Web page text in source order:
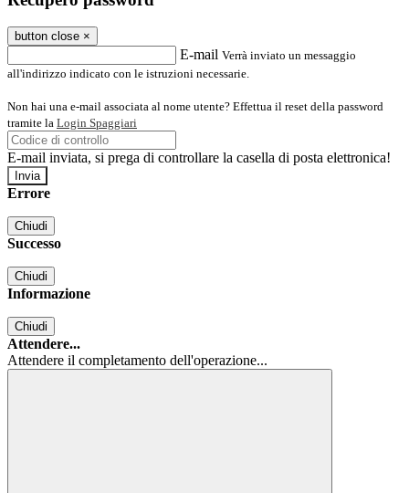
button close ×
E-mail Verrà inviato un messaggio
all'indirizzo indicato con le istruzioni necessarie.
Non hai una e-mail associata al nome utente? Effettua il reset della password
tramite la Login Spaggiari
E-mail inviata, si prega di controllare la casella di posta elettronica!
Errore
Chiudi
Successo
Chiudi
Informazione
Chiudi
Attendere...
Attendere il completamento dell'operazione...